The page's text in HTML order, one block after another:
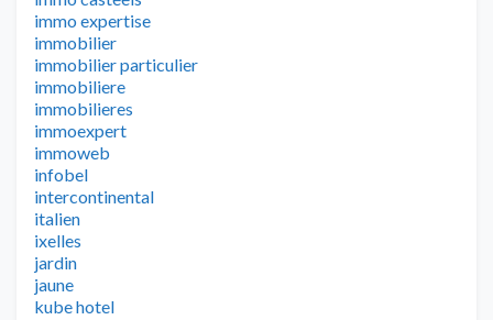
immo expertise
immobilier
immobilier particulier
immobiliere
immobilieres
immoexpert
immoweb
infobel
intercontinental
italien
ixelles
jardin
jaune
kube hotel